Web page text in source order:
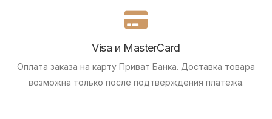
Visa и MasterCard
Оплата заказа на карту Приват Банка. Доставка товара
возможна только после подтверждения платежа.